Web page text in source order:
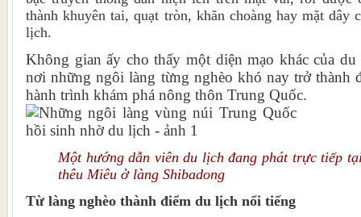
thành khuyên tai, quạt tròn, khăn choàng hay mặt dây
lịch.
Không gian ấy cho thấy một diện mạo khác của
nơi những ngôi làng từng nghèo khó nay trở thành
hành trình khám phá nông thôn Trung Quốc.
Một hướng dẫn viên du lịch đang phát trực tiếp
thêu Miêu ở làng Shibadong
Từ làng nghèo thành điểm du lịch nổi tiếng